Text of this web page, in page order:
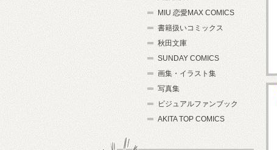
MIU 恋愛MAX COMICS
書籍扱いコミックス
秋田文庫
SUNDAY COMICS
画集・イラスト集
写真集
ビジュアルファンブック
AKITA TOP COMICS